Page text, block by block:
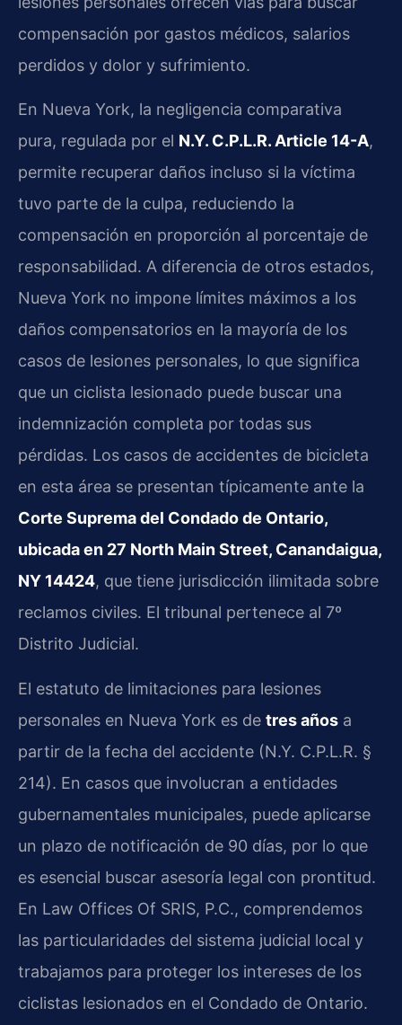
compensación por gastos médicos, salarios
perdidos y dolor y sufrimiento.
En Nueva York, la negligencia comparativa
pura, regulada por el N.Y. C.P.L.R. Article 14-A,
permite recuperar daños incluso si la víctima
tuvo parte de la culpa, reduciendo la
compensación en proporción al porcentaje de
responsabilidad. A diferencia de otros estados,
Nueva York no impone límites máximos a los
daños compensatorios en la mayoría de los
casos de lesiones personales, lo que significa
que un ciclista lesionado puede buscar una
indemnización completa por todas sus
pérdidas. Los casos de accidentes de bicicleta
en esta área se presentan típicamente ante la
Corte Suprema del Condado de Ontario,
ubicada en 27 North Main Street, Canandaigua,
NY 14424, que tiene jurisdicción ilimitada sobre
reclamos civiles. El tribunal pertenece al 7º
Distrito Judicial.
El estatuto de limitaciones para lesiones
personales en Nueva York es de tres años a
partir de la fecha del accidente (N.Y. C.P.L.R. §
214). En casos que involucran a entidades
gubernamentales municipales, puede aplicarse
un plazo de notificación de 90 días, por lo que
es esencial buscar asesoría legal con prontitud.
En Law Offices Of SRIS, P.C., comprendemos
las particularidades del sistema judicial local y
trabajamos para proteger los intereses de los
ciclistas lesionados en el Condado de Ontario.